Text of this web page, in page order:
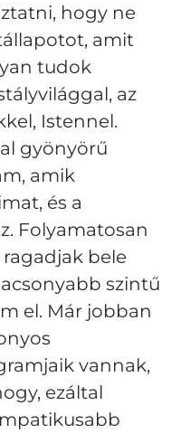
hogy ne
amit
tudok
az
Istennel.
gyönyörű
amik
és a
Folyamatosan
bele
szintű
el. Már jobban
vannak,
ezáltal